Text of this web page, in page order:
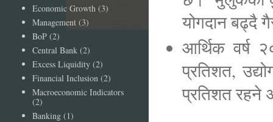
योगदान
आर्थिक वर्ष
प्रतिशत,
प्रतिशत रहने
Economic Growth (3)
Management (3)
BoP (2)
Central Bank (2)
Excess Liquidity (2)
Financial Inclusion (2)
Macroeconomic Indicators
(2)
Banking (1)